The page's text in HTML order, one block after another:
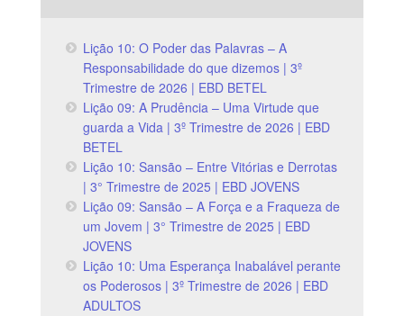
Lição 10: O Poder das Palavras – A
Responsabilidade do que dizemos | 3º
Trimestre de 2026 | EBD BETEL
Lição 09: A Prudência – Uma Virtude que
guarda a Vida | 3º Trimestre de 2026 | EBD
BETEL
Lição 10: Sansão – Entre Vitórias e Derrotas
| 3° Trimestre de 2025 | EBD JOVENS
Lição 09: Sansão – A Força e a Fraqueza de
um Jovem | 3° Trimestre de 2025 | EBD
JOVENS
Lição 10: Uma Esperança Inabalável perante
os Poderosos | 3º Trimestre de 2026 | EBD
ADULTOS